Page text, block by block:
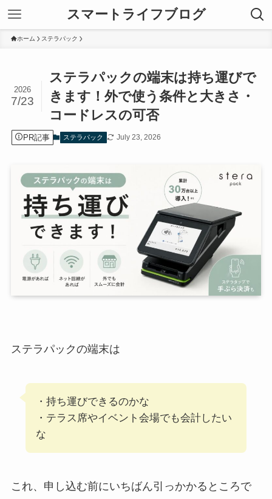
スマートライフブログ
ホーム ステラパック
ステラパックの端末は持ち運びで
きます！外で使う条件と大きさ・
コードレスの可否
2026
7/23
PR記事 ステラパック July 23, 2026
ステラパックの端末は
・持ち運びできるのかな
・テラス席やイベント会場でも会計したい
な
これ、申し込む前にいちばん引っかかるところで